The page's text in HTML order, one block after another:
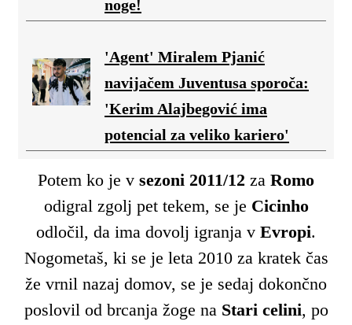
noge!
'Agent' Miralem Pjanić
navijačem Juventusa sporoča:
'Kerim Alajbegović ima
potencial za veliko kariero'
Potem ko je v sezoni 2011/12 za Romo
odigral zgolj pet tekem, se je Cicinho
odločil, da ima dovolj igranja v Evropi.
Nogometaš, ki se je leta 2010 za kratek čas
že vrnil nazaj domov, se je sedaj dokončno
poslovil od brcanja žoge na Stari celini, po